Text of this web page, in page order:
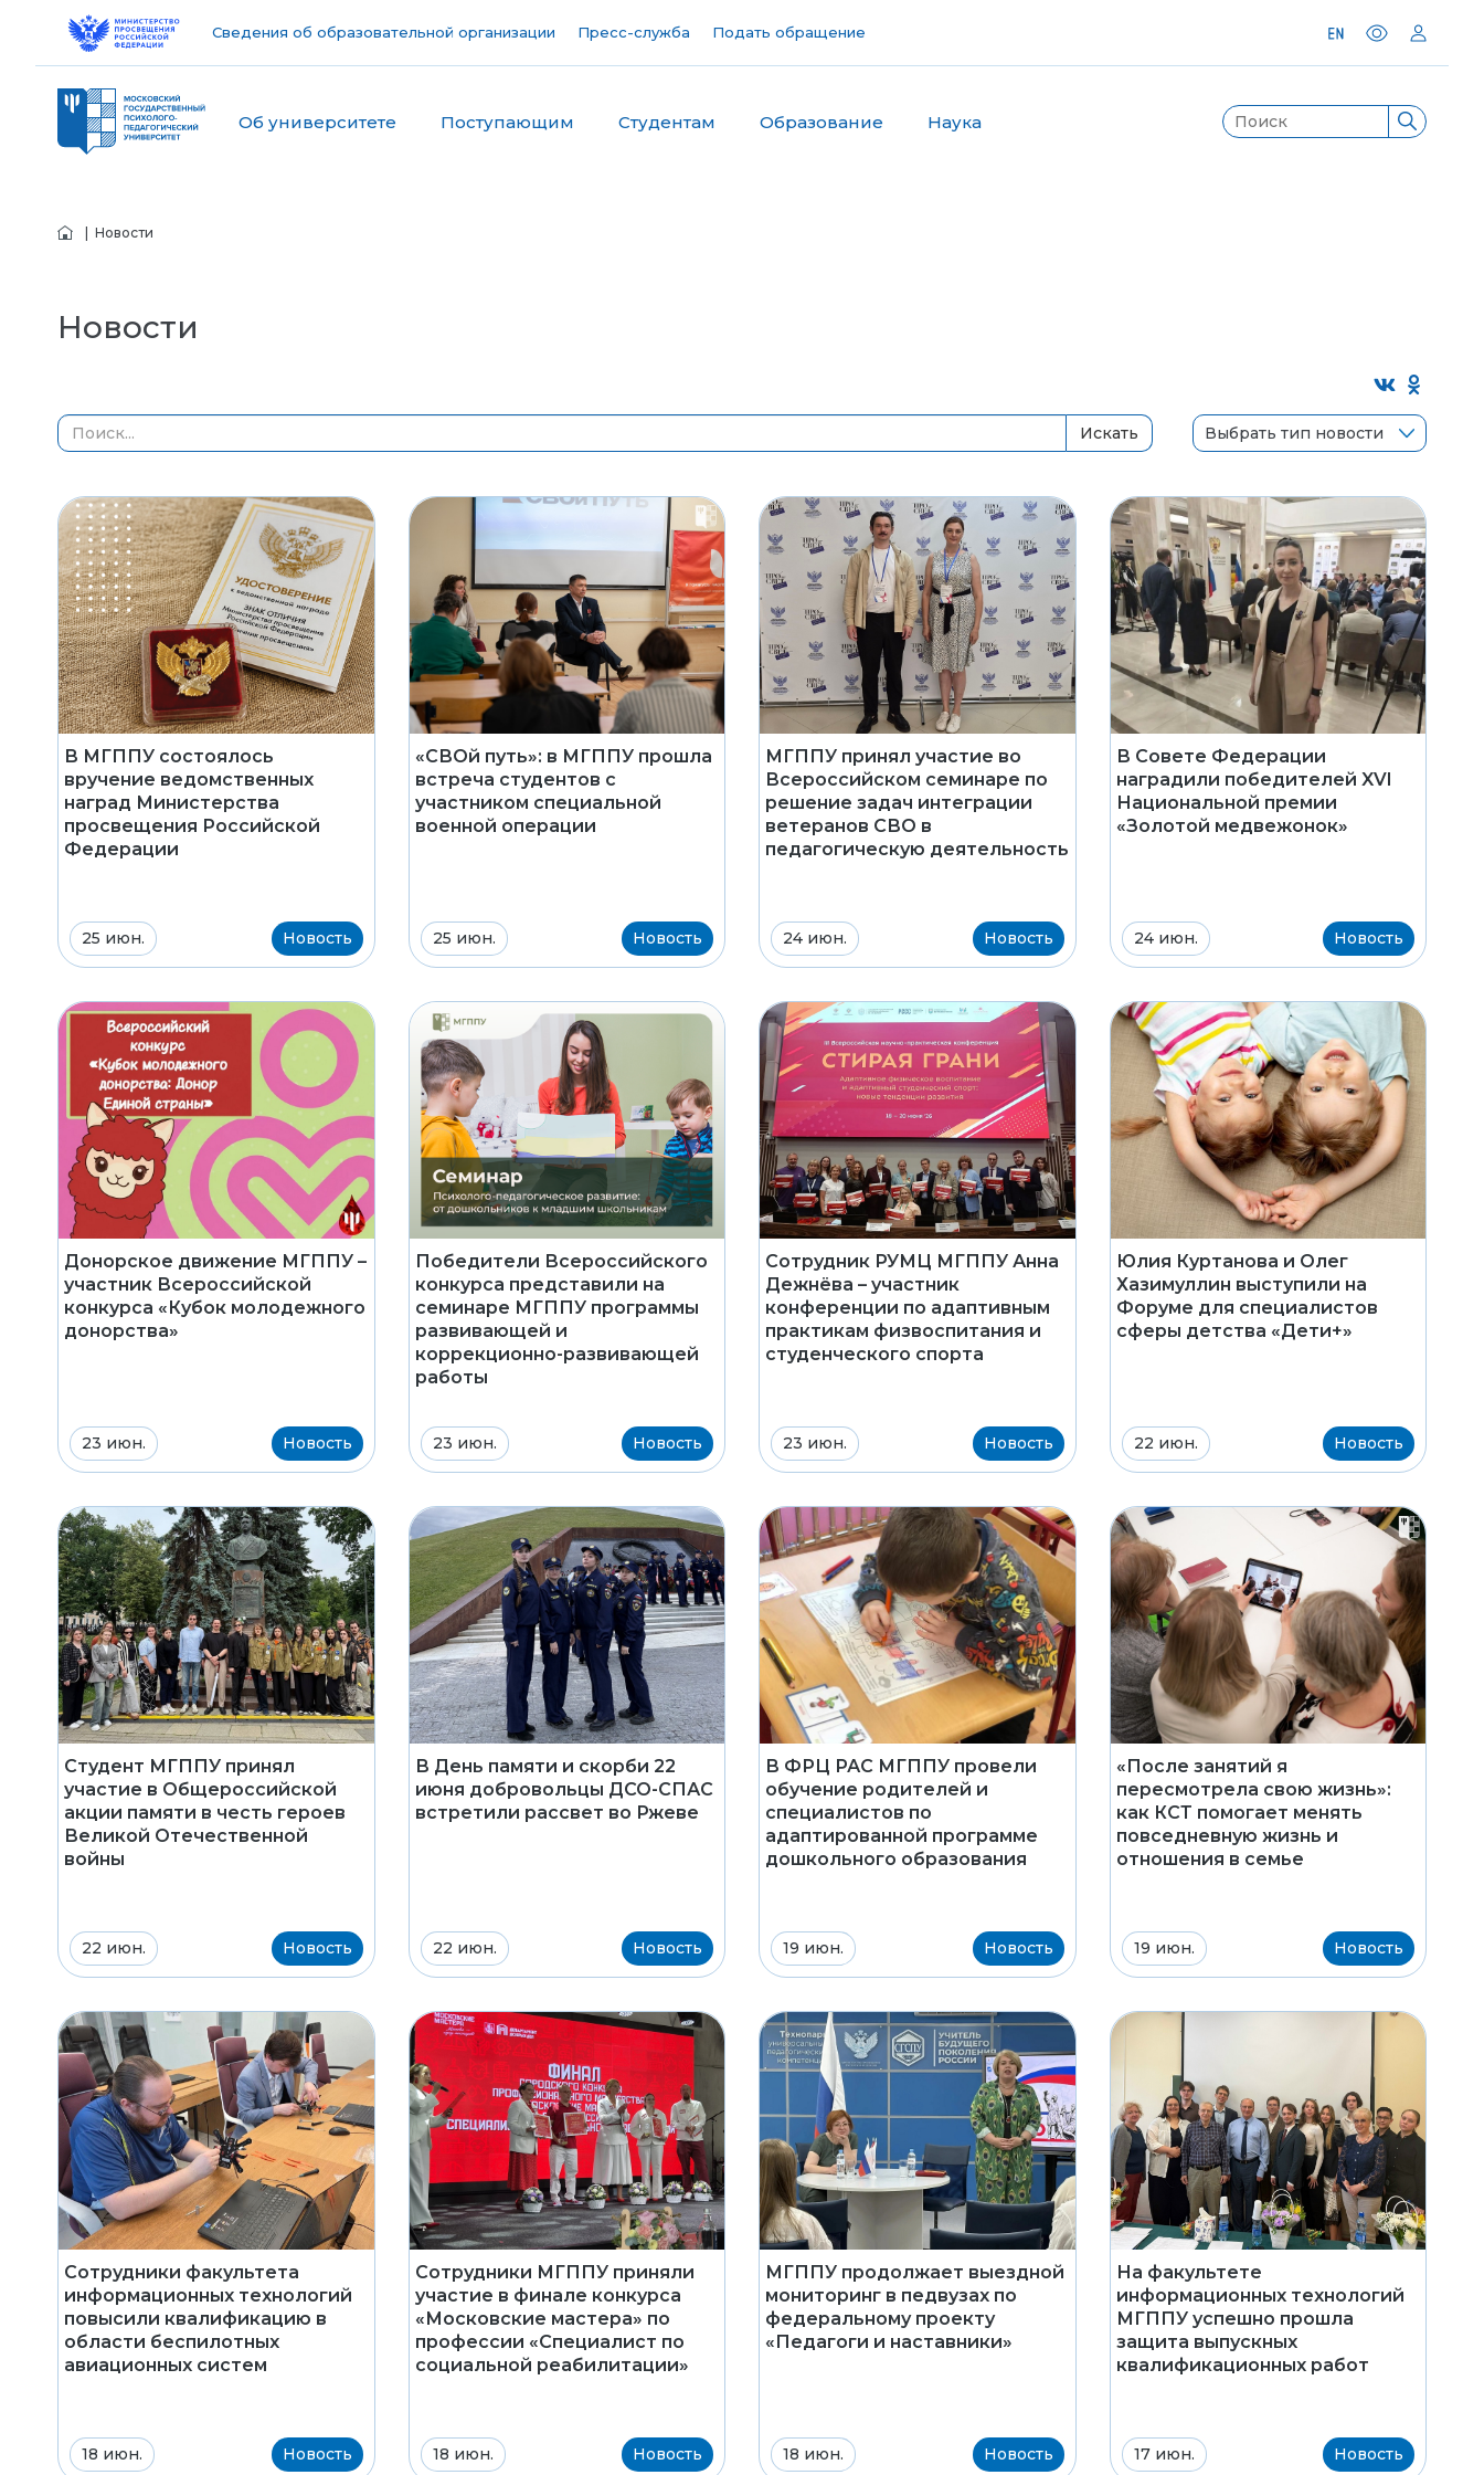
Сведения об образовательной организации Пресс-служба Подать обращение
Об университете Поступающим Студентам Образование Наука
| Новости
Новости
Искать Выбрать тип новости
В МГППУ состоялось
вручение ведомственных
наград Министерства
просвещения Российской
Федерации
25 июн. Новость
«СВОй путь»: в МГППУ прошла
встреча студентов с
участником специальной
военной операции
25 июн. Новость
МГППУ принял участие во
Всероссийском семинаре по
решение задач интеграции
ветеранов СВО в
педагогическую деятельность
24 июн. Новость
В Совете Федерации
наградили победителей XVI
Национальной премии
«Золотой медвежонок»
24 июн. Новость
Донорское движение МГППУ –
участник Всероссийской
конкурса «Кубок молодежного
донорства»
23 июн. Новость
Победители Всероссийского
конкурса представили на
семинаре МГППУ программы
развивающей и
коррекционно-развивающей
работы
23 июн. Новость
Сотрудник РУМЦ МГППУ Анна
Дежнёва – участник
конференции по адаптивным
практикам физвоспитания и
студенческого спорта
23 июн. Новость
Юлия Куртанова и Олег
Хазимуллин выступили на
Форуме для специалистов
сферы детства «Дети+»
22 июн. Новость
Студент МГППУ принял
участие в Общероссийской
акции памяти в честь героев
Великой Отечественной
войны
22 июн. Новость
В День памяти и скорби 22
июня добровольцы ДСО-СПАС
встретили рассвет во Ржеве
22 июн. Новость
В ФРЦ РАС МГППУ провели
обучение родителей и
специалистов по
адаптированной программе
дошкольного образования
19 июн. Новость
«После занятий я
пересмотрела свою жизнь»:
как КСТ помогает менять
повседневную жизнь и
отношения в семье
19 июн. Новость
Сотрудники факультета
информационных технологий
повысили квалификацию в
области беспилотных
авиационных систем
18 июн. Новость
Сотрудники МГППУ приняли
участие в финале конкурса
«Московские мастера» по
профессии «Специалист по
социальной реабилитации»
18 июн. Новость
МГППУ продолжает выездной
мониторинг в педвузах по
федеральному проекту
«Педагоги и наставники»
18 июн. Новость
На факультете
информационных технологий
МГППУ успешно прошла
защита выпускных
квалификационных работ
17 июн. Новость